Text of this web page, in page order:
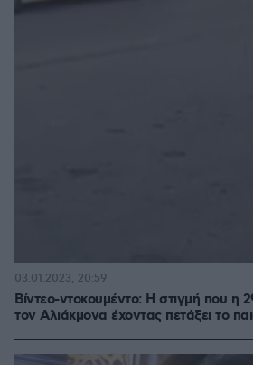
Βίντεο-ντοκουμέντο: Η στιγμή που η
τον Αλιάκμονα έχοντας πετάξει το
03.01.2023, 20:59